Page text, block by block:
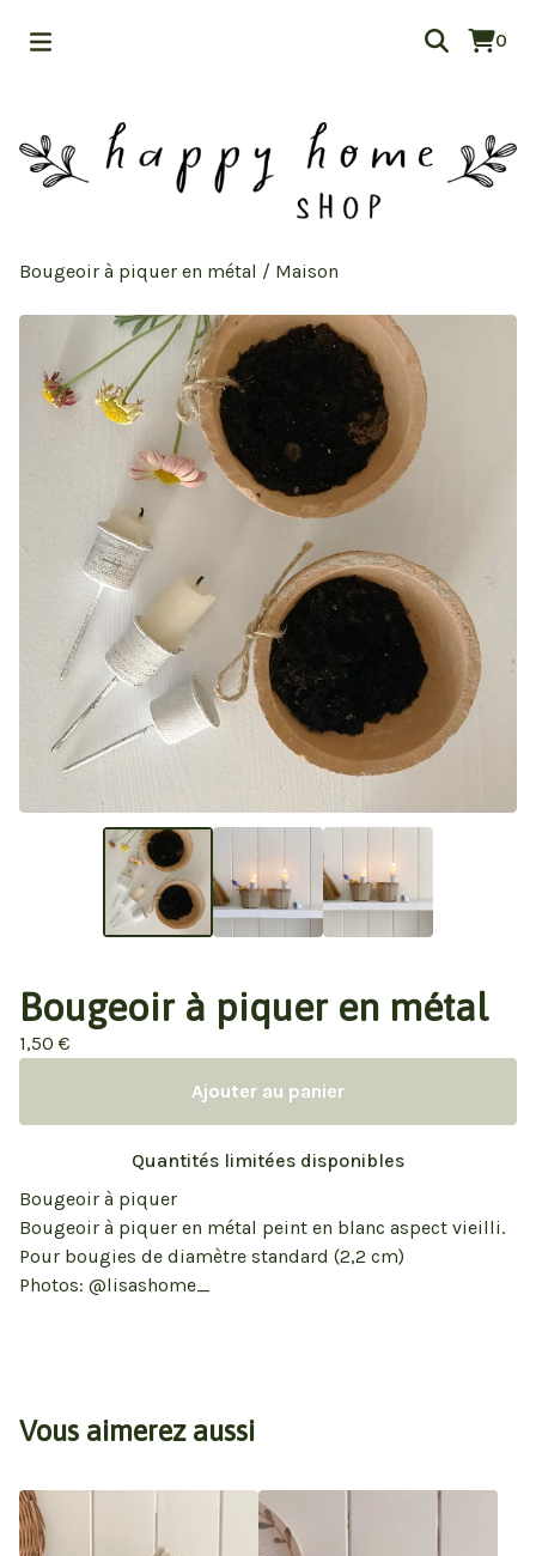
0
Bougeoir à piquer en métal / Maison
Bougeoir à piquer en métal
1,50 €
Ajouter au panier
Quantités limitées disponibles
Bougeoir à piquer
Bougeoir à piquer en métal peint en blanc aspect vieilli.
Pour bougies de diamètre standard (2,2 cm)
Photos: @lisashome_
Vous aimerez aussi